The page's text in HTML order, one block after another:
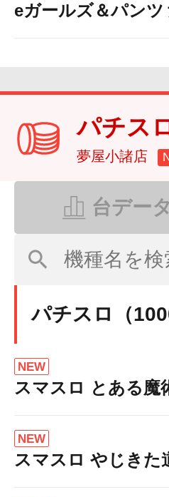
eガールズ＆パン
パチス
夢屋小諸店
台データ
パチスロ（
NEW
スマスロ とある魔
NEW
スマスロ やじきた